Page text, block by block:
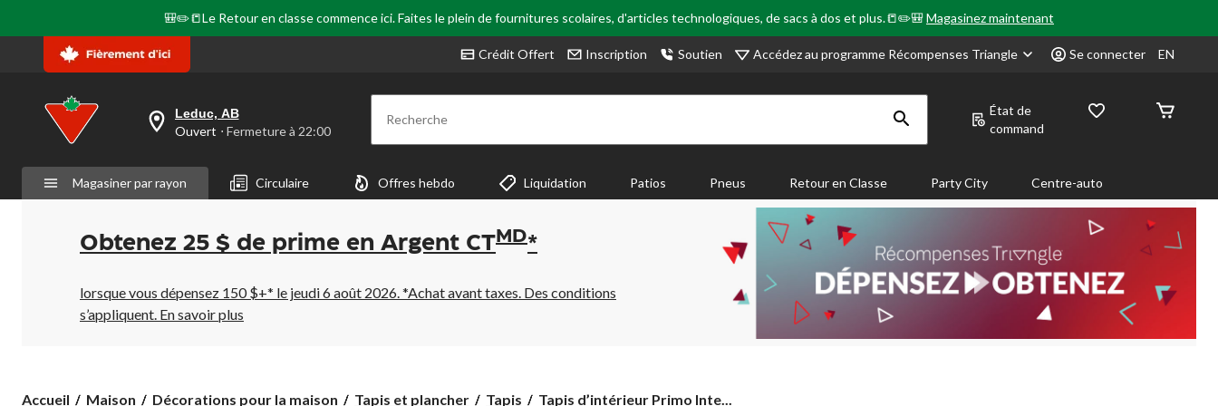
🎒✏️📒Le Retour en classe commence ici. Faites le plein de fournitures scolaires, d'articles technologiques, de sacs à dos et plus.📒✏️🎒Magasinez maintenant
Crédit Offert Inscription Soutien Accédez au programme Récompenses Triangle Se connecter EN
votre
est
Leduc,
AB,
Fermeture
à
22:00
cliquer
pour
Leduc, AB
Ouvert ⋅ Fermeture à 22:00 Recherche
État de
command
Magasiner par rayon Circulaire Offres hebdo Liquidation Patios Pneus Retour en Classe Party City Centre-auto
Obtenez 25 $ de prime en Argent CT MD*
lorsque vous dépensez 150 $+* le jeudi 6 août 2026. *Achat avant taxes. Des conditions
s’appliquent. En savoir plus
Accueil Maison Décorations pour la maison Tapis et plancher Tapis
Tapis
Tapis d’intérieur Primo Inte...